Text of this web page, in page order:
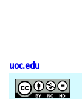
uoc.edu